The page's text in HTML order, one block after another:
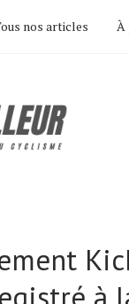
nos articles À